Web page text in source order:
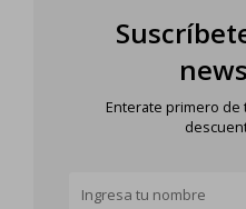
Enterate primero de